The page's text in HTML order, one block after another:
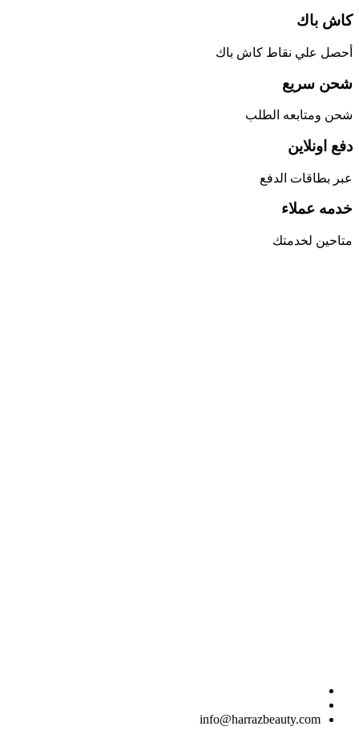
كاش باك
أحصل علي نقاط كاش باك
شحن سريع
شحن ومتابعه الطلب
دفع اونلاين
عبر بطاقات الدفع
خدمه عملاء
متاحين لخدمتك
info@harrazbeauty.com